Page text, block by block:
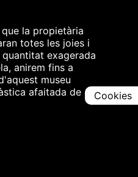
la propietària
totes les joies i
exagerada
anirem fins a
museu
afaitada de
Cookies